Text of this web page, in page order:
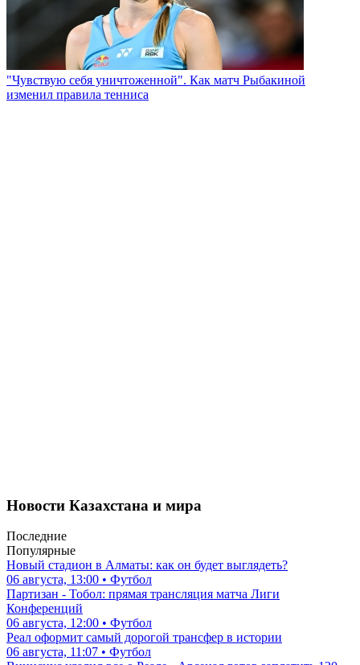
"Чувствую себя уничтоженной". Как матч Рыбакиной
изменил правила тенниса
Новости Казахстана и мира
Последние
Популярные
Новый стадион в Алматы: как он будет выглядеть?
06 августа, 13:00 • Футбол
Партизан - Тобол: прямая трансляция матча Лиги
Конференций
06 августа, 12:00 • Футбол
Реал оформит самый дорогой трансфер в истории
06 августа, 11:07 • Футбол